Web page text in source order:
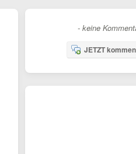
- keine
JETZT